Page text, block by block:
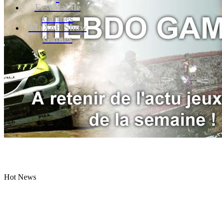
Festival de
Cannes
MaXoE Show
Games
Hot News